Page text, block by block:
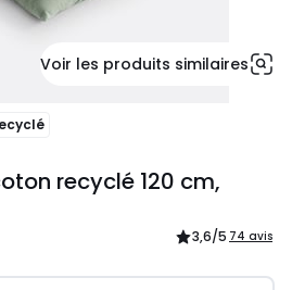
Voir les produits similaires
recyclé 120 cm,
3,6/5 74 avis